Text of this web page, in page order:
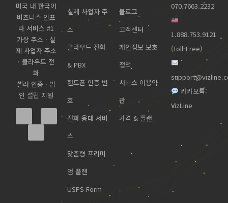
미국 내 한국어
비즈니스 인프
라 서비스 #1
가상 주소 · 실
제 사업자 주소
· 클라우드 전
화
셀러 인증 · 법
인 설립 지원
실제 사업자 주
소
클라우드 전화
& PBX
핸드폰 인증 번
호
전화 응대 서비
스
맞춤형 프리미
엄 플랜
USPS Form
블로그
고객센터
개인정보 보호
정책
서비스 이용약
관
가격 & 플랜
070.7663.2232
1.888.753.9121
(Toll-Free)
카카오톡:
VizLine